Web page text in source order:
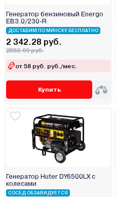
Генератор бензиновый Energo
EB3.0/230-R
ДОСТАВИМ ПО МИНСКУ БЕСПЛАТНО
2 342.28 руб.
2553.09 руб.
от 58 руб. руб./мес.
Купить
Генератор Huter DY6500LX с
колесами
СОСЕД ОБЗАВИДУЕТСЯ